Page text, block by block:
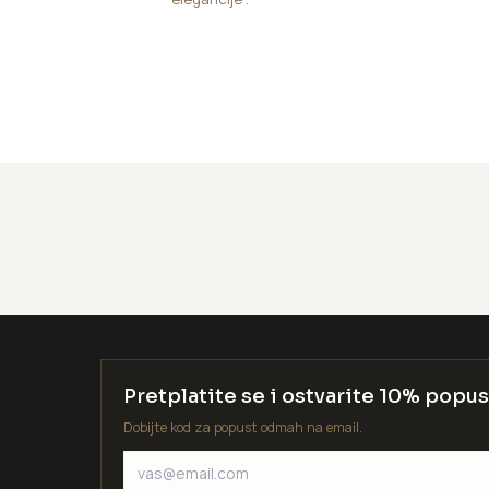
Pretplatite se i ostvarite 10%
Dobijte kod za popust odmah na email.